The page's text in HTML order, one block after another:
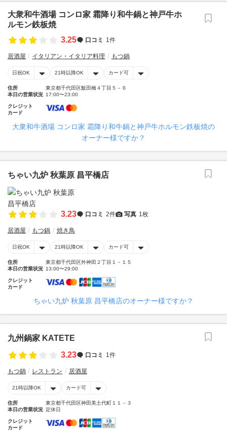
大衆和牛酒場 コンロ家 霜降り和牛鍋と神戸牛ホ
ルモン鉄板焼
3.25
口コミ 1件
居酒屋 イタリアン・イタリア料理 もつ鍋
日祝OK 21時以降OK カード可
住所
東京都千代田区飯田橋４丁目５－６
本日の営業状況 17:00〜23:00
クレジット
カード
大衆和牛酒場 コンロ家 霜降り和牛鍋と神戸牛ホルモン鉄板焼の
オーナー様ですか？
ちゃい九炉 秋葉原 昌平橋店
3.23 口コミ 2件 写真 1枚
居酒屋 もつ鍋 焼き鳥
日祝OK 21時以降OK カード可
住所
東京都千代田区外神田２丁目１－１５
本日の営業状況 13:00〜29:00
クレジット
カード
ちゃい九炉 秋葉原 昌平橋店のオーナー様ですか？
九州鍋家 KATETE
3.23
口コミ 1件
もつ鍋 レストラン 居酒屋
21時以降OK カード可
住所
東京都千代田区神田美土代町１１－３
本日の営業状況 定休日
クレジット
カード